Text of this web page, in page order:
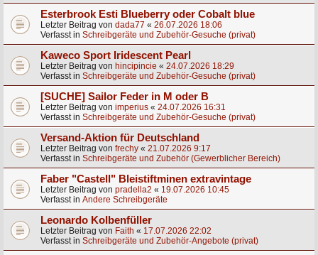
Esterbrook Esti Blueberry oder Cobalt blue
Letzter Beitrag von dada77 « 26.07.2026 18:06
Verfasst in Schreibgeräte und Zubehör-Gesuche (privat)
Kaweco Sport Iridescent Pearl
Letzter Beitrag von hincipincie « 24.07.2026 18:29
Verfasst in Schreibgeräte und Zubehör-Gesuche (privat)
[SUCHE] Sailor Feder in M oder B
Letzter Beitrag von imperius « 24.07.2026 16:31
Verfasst in Schreibgeräte und Zubehör-Gesuche (privat)
Versand-Aktion für Deutschland
Letzter Beitrag von frechy « 21.07.2026 9:17
Verfasst in Schreibgeräte und Zubehör (Gewerblicher Bereich)
Faber "Castell" Bleistiftminen extravintage
Letzter Beitrag von pradella2 « 19.07.2026 10:45
Verfasst in Andere Schreibgeräte
Leonardo Kolbenfüller
Letzter Beitrag von Faith « 17.07.2026 22:02
Verfasst in Schreibgeräte und Zubehör-Angebote (privat)